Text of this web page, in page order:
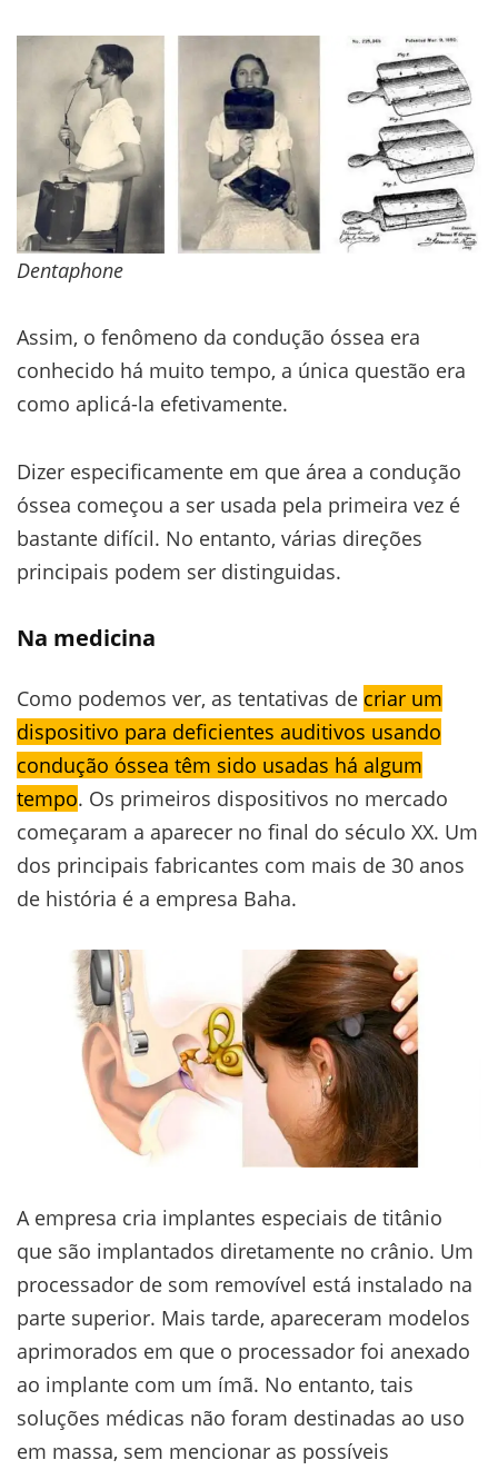
Dentaphone
Assim, o fenômeno da condução óssea era
conhecido há muito tempo, a única questão era
como aplicá-la efetivamente.
Dizer especificamente em que área a condução
óssea começou a ser usada pela primeira vez é
bastante difícil. No entanto, várias direções
principais podem ser distinguidas.
Na medicina
Como podemos ver, as tentativas de criar um
dispositivo para deficientes auditivos usando
condução óssea têm sido usadas há algum
tempo. Os primeiros dispositivos no mercado
começaram a aparecer no final do século XX. Um
dos principais fabricantes com mais de 30 anos
de história é a empresa Baha.
A empresa cria implantes especiais de titânio
que são implantados diretamente no crânio. Um
processador de som removível está instalado na
parte superior. Mais tarde, apareceram modelos
aprimorados em que o processador foi anexado
ao implante com um ímã. No entanto, tais
soluções médicas não foram destinadas ao uso
em massa, sem mencionar as possíveis